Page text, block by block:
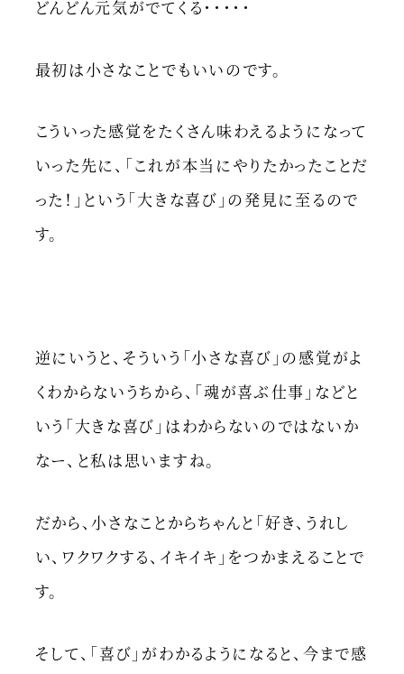
どんどん元気がでてくる・・・・・
最初は小さなことでもいいのです。
こういった感覚をたくさん味わえるようになって
いった先に、「これが本当にやりたかったことだ
った！」という「大きな喜び」の発見に至るので
す。
逆にいうと、そういう「小さな喜び」の感覚がよ
くわからないうちから、「魂が喜ぶ仕事」などと
いう「大きな喜び」はわからないのではないか
なー、と私は思いますね。
だから、小さなことからちゃんと「好き、うれし
い、ワクワクする、イキイキ」をつかまえることで
す。
そして、「喜び」がわかるようになると、今まで感